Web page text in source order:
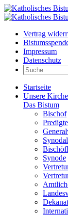
Vertrag
Impressum
Datenschutz
Startseite
Unsere Kirche
Das Bistum
Bischof
Synode